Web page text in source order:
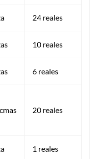
24 reales
10 reales
6 reales
20 reales
1 reales